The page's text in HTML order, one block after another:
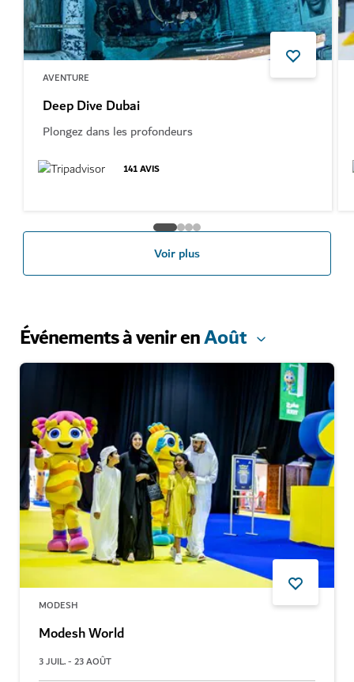
AVENTURE
Deep Dive Dubai
Plongez dans les profondeurs
141AVIS
Voir plus
Événements à venir enAoût
MODESH
Modesh World
3 JUIL. - 23 AOÛT